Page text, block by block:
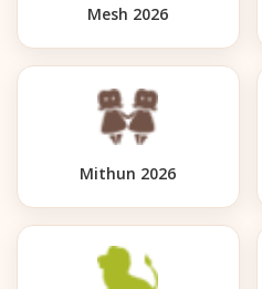
Mesh 2026
Mithun 2026